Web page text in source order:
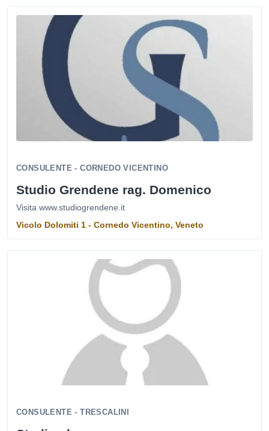
CONSULENTE - CORNEDO VICENTINO
Studio Grendene rag. Domenico
Visita www.studiogrendene.it
Vicolo Dolomiti 1 - Cornedo Vicentino, Veneto
CONSULENTE - TRESCALINI